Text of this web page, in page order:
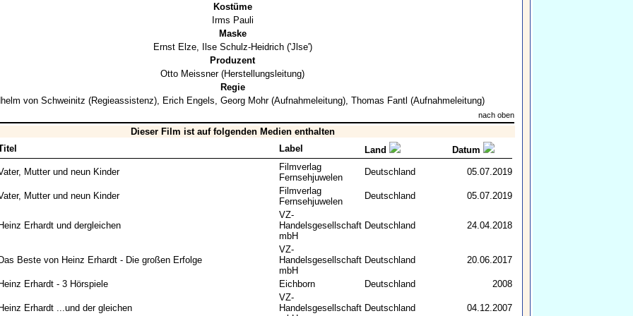
Kostüme
Irms Pauli
Maske
Ernst Elze, Ilse Schulz-Heidrich('Jlse')
Produzent
Otto Meissner(Herstellungsleitung)
Regie
von Schweinitz (Regieassistenz), Erich Engels, Georg Mohr(Aufnahmeleitung), Thomas Fantl (Aufnahmeleitung)
nach oben
Dieser Film ist auf folgenden Medien enthalten
Label Land Datum
Mutter und neun Kinder
Filmverlag
Fernsehjuwelen
Deutschland 05.07.2019
Mutter und neun Kinder
Filmverlag
Fernsehjuwelen
Deutschland 05.07.2019
Erhardt und dergleichen
VZ-
Handelsgesellschaft
mbH
Deutschland 24.04.2018
Beste von Heinz Erhardt - Die großen Erfolge
VZ-
Handelsgesellschaft
mbH
Deutschland 20.06.2017
Erhardt - 3 Hörspiele Eichborn Deutschland 2008
Erhardt ...und der gleichen
VZ-
Handelsgesellschaft Deutschland 04.12.2007